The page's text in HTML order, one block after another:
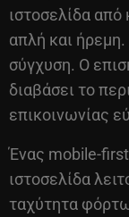
ιστοσελίδα από
απλή και
σύγχυση. Ο
διαβάσει το
επικοινωνίας
Ένας mobile-first
ιστοσελίδα
ταχύτητα